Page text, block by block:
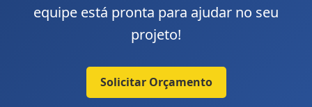
equipe está pronta para ajudar no seu
projeto!
Solicitar Orçamento